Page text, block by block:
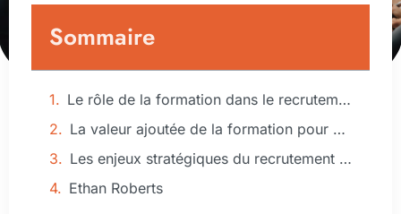
Sommaire
Le rôle de la formation dans le recrutement sur-mesure pour des talents engagés
La valeur ajoutée de la formation pour des profils engagés
Les enjeux stratégiques du recrutement et de la formation
Ethan Roberts